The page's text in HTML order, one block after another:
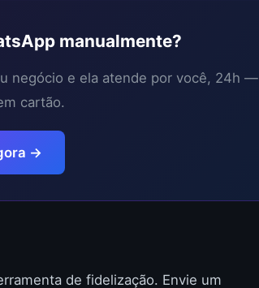
manualmente?
negócio e ela atende por você, 24h —
cartão.
→
de fidelização. Envie um